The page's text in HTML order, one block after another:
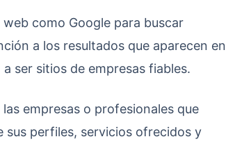
web como Google para buscar
a los resultados que aparecen en
ser sitios de empresas fiables.
empresas o profesionales que
sus perfiles, servicios ofrecidos y